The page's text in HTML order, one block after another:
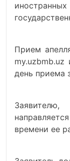
иностранных
Прием
my.uzbmb.uz
день приема
Заявителю,
направляется
времени ее